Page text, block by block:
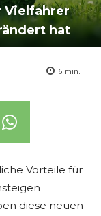
Vielfahrer
hat
6 min.
Vorteile für
diese neuen